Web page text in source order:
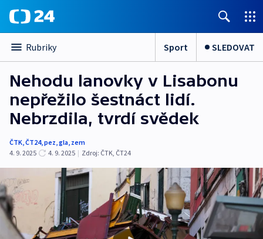
Rubriky Sport SLEDOVAT
Nehodu lanovky v Lisabonu
nepřežilo šestnáct lidí.
Nebrzdila, tvrdí svědek
ČTK,ČT24,pez,gla, zem
4. 9. 2025
4. 9. 2025 | Zdroj: ČTK, ČT24